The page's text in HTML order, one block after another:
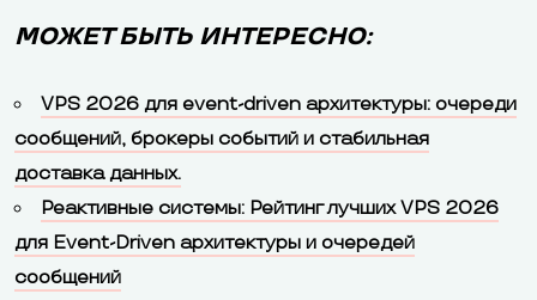
МОЖЕТ БЫТЬ ИНТЕРЕСНО:
VPS 2026 для event-driven архитектуры: очереди
сообщений, брокеры событий и стабильная
доставка данных.
Реактивные системы: Рейтинг лучших VPS 2026
для Event-Driven архитектуры и очередей
сообщений